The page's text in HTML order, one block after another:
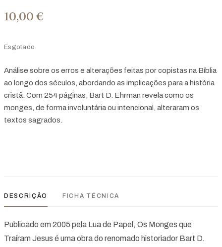
10,00 €
Esgotado
Análise sobre os erros e alterações feitas por copistas na Bíblia
ao longo dos séculos, abordando as implicações para a história
cristã. Com 254 páginas, Bart D. Ehrman revela como os
monges, de forma involuntária ou intencional, alteraram os
textos sagrados.
DESCRIÇÃO FICHA TÉCNICA
Publicado em 2005 pela Lua de Papel, Os Monges que
Traíram Jesus é uma obra do renomado historiador Bart D.